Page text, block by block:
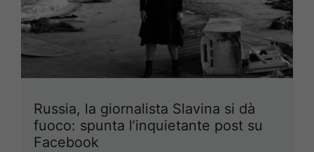
Russia, la giornalista Slavina si dà
fuoco: spunta l’inquietante post su
Facebook